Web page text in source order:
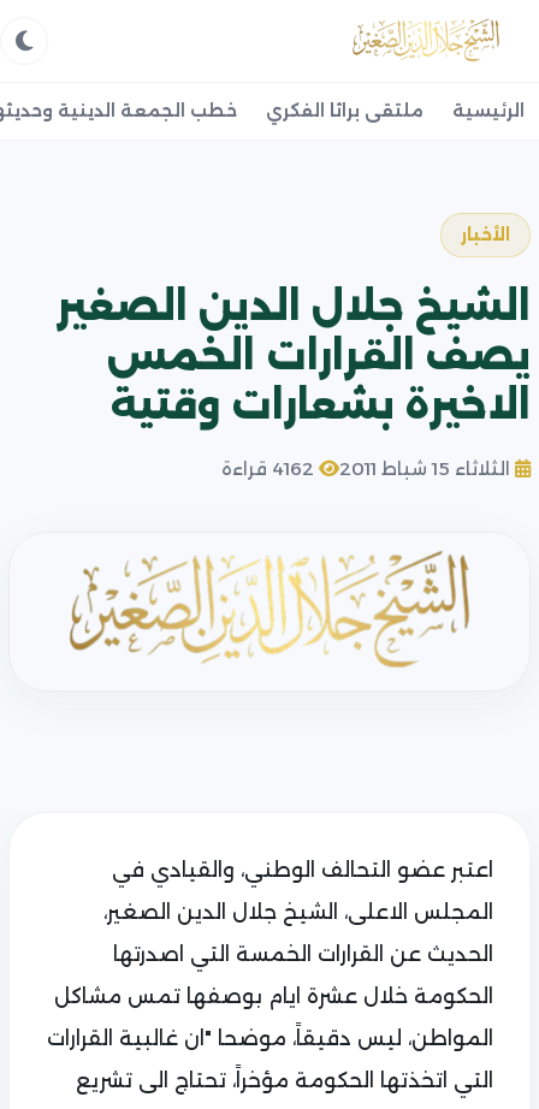
الرئيسية ملتقى براثا الفكري خطب الجمعة الدينية
الأخبار
الشيخ جلال الدين الصغير
يصف القرارات الخمس
الاخيرة بشعارات وقتية
الثلاثاء 15 شباط 2011
اعتبر عضو التحالف الوطني، والقيادي في
المجلس الاعلى، الشيخ جلال الدين الصغير،
الحديث عن القرارات الخمسة التي اصدرتها
الحكومة خلال عشرة ايام بوصفها تمس مشاكل
المواطن، ليس دقيقاً، موضحا "ان غالبية القرارات
التي اتخذتها الحكومة مؤخراً، تحتاج الى تشريع